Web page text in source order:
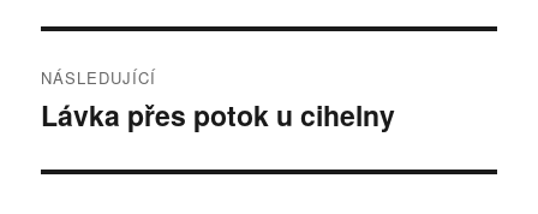
NÁSLEDUJÍCÍ
Následující
Lávka přes potok u cihelny